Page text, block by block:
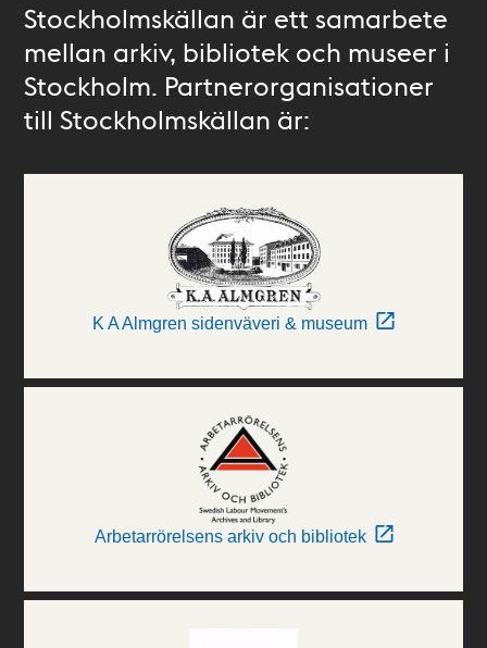
Stockholmskällan är ett samarbete
mellan arkiv, bibliotek och museer i
Stockholm. Partnerorganisationer
till Stockholmskällan är:
K A Almgren sidenväveri & museum
Arbetarrörelsens arkiv och bibliotek